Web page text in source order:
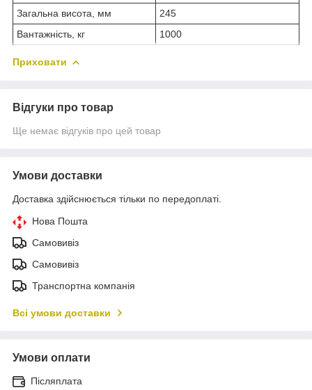
Загальна висота, мм
245
Вантажність, кг
1000
Приховати
Відгуки про товар
Ще немає відгуків про цей товар
Умови доставки
Доставка здійснюється тільки по передоплаті.
Нова Пошта
Самовивіз
Самовивіз
Транспортна компанія
Всі умови доставки
Умови оплати
Післяплата